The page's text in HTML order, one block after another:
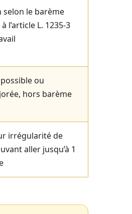
le barème
l’article L. 1235-3
ou
hors barème
irrégularité de
aller jusqu’à 1